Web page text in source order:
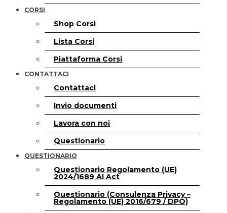
CORSI
Shop Corsi
Lista Corsi
Piattaforma Corsi
CONTATTACI
Contattaci
Invio documenti
Lavora con noi
Questionario
QUESTIONARIO
Questionario Regolamento (UE)
2024/1689 AI Act
Questionario (Consulenza Privacy –
Regolamento (UE) 2016/679 / DPO)